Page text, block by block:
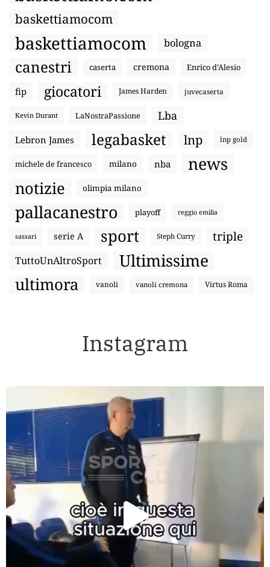
baskettiamocom
baskettiamocom bologna
canestri caserta cremona Enrico d’Alesio
fip giocatori James Harden juvecaserta
Kevin Durant LaNostraPassione Lba
Lebron James legabasket lnp lnp gold
michele de francesco milano nba news
notizie olimpia milano
pallacanestro playoff reggio emilia
sassari serie A sport Steph Curry triple
TuttoUnAltroSport Ultimissime
ultimora vanoli vanoli cremona Virtus Roma
Instagram